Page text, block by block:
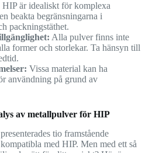
HIP är idealiskt för komplexa
beakta begränsningarna i
packningstäthet.
Alla pulver finns inte
former och storlekar. Ta hänsyn till
Vissa material kan ha
användning på grund av
av metallpulver för HIP
tio framstående
med HIP. Men med ett så